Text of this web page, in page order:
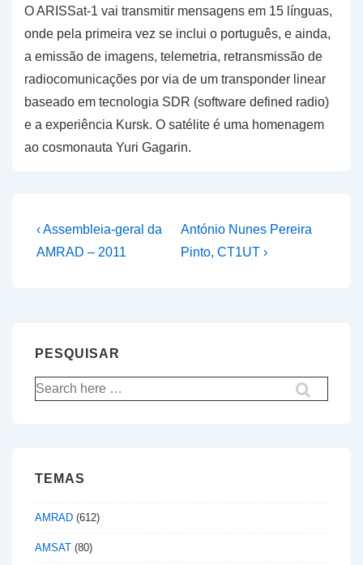
O ARISSat-1 vai transmitir mensagens em 15 línguas,
onde pela primeira vez se inclui o português, e ainda,
a emissão de imagens, telemetria, retransmissão de
radiocomunicações por via de um transponder linear
baseado em tecnologia SDR (software defined radio)
e a experiência Kursk. O satélite é uma homenagem
ao cosmonauta Yuri Gagarin.
Navegação
de
Previous
Post
‹ Assembleia-geral da
AMRAD – 2011
Next
Post
António Nunes Pereira
Pinto, CT1UT ›
PESQUISAR
Pesquisar
por:
TEMAS
AMRAD (612)
AMSAT (80)